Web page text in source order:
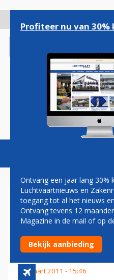
gaan
Magazine
KLM WISSELT
TOESTEL OP
ROUTE IN
14 maart 2011 - 15:46
Profiteer nu van
Ontvang een jaar lang 30%
Luchtvaartnieuws en
toegang tot al het nieuws
Ontvang tevens 12
Magazine in de mail of op
Bekijk aanbieding